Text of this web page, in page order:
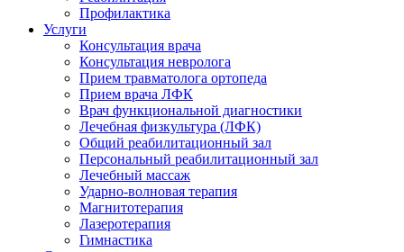
Профилактика
Услуги
Консультация врача
Консультация невролога
Прием травматолога ортопеда
Прием врача ЛФК
Врач функциональной диагностики
Лечебная физкультура (ЛФК)
Общий реабилитационный зал
Персональный реабилитационный зал
Лечебный массаж
Ударно-волновая терапия
Магнитотерапия
Лазеротерапия
Гимнастика